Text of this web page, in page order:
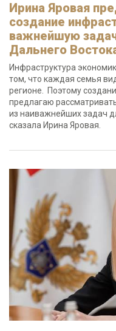
Ирина Яровая
создание
важнейшую
Дальнего
Инфраструктура
том, что каждая семья
регионе. Поэтому
предлагаю
из наиважнейших задач
сказала Ирина Яровая.